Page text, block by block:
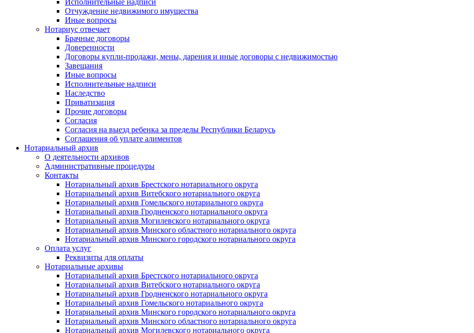
Отчуждение недвижимого имущества
Иные вопросы
Нотариус отвечает
Брачные договоры
Доверенности
Договоры купли-продажи, мены, дарения и иные договоры с недвижимостью
Завещания
Иные вопросы
Исполнительные надписи
Наследство
Приватизация
Прочие договоры
Согласия
Согласия на выезд ребенка за пределы Республики Беларусь
Соглашения об уплате алиментов
Нотариальный архив
О деятельности архивов
Административные процедуры
Контакты
Нотариальный архив Брестского нотариального округа
Нотариальный архив Витебского нотариального округа
Нотариальный архив Гомельского нотариального округа
Нотариальный архив Гродненского нотариального округа
Нотариальный архив Могилевского нотариального округа
Нотариальный архив Минского областного нотариального округа
Нотариальный архив Минского городского нотариального округа
Оплата услуг
Реквизиты для оплаты
Нотариальные архивы
Нотариальный архив Брестского нотариального округа
Нотариальный архив Витебского нотариального округа
Нотариальный архив Гродненского нотариального округа
Нотариальный архив Гомельского нотариального округа
Нотариальный архив Минского городского нотариального округа
Нотариальный архив Минского областного нотариального округа
Нотариальный архив Могилевского нотариального округа